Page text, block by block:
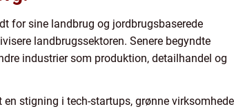
for sine landbrug og jordbrugsbaserede
landbrugssektoren. Senere begyndte
industrier som produktion, detailhandel og
stigning i tech-startups, grønne